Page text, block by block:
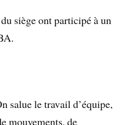
siège ont participé à un
salue le travail d’équipe,
mouvements, de